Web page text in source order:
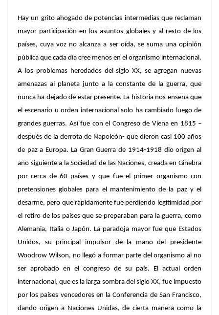
Hay un grito ahogado de potencias intermedias que reclaman
mayor participación en los asuntos globales y al resto de los
países, cuya voz no alcanza a ser oída, se suma una opinión
pública que cada día cree menos en el organismo internacional.
A los problemas heredados del siglo XX, se agregan nuevas
amenazas al planeta junto a la constante de la guerra, que
nunca ha dejado de estar presente. La historia nos enseña que
el escenario u orden internacional solo ha cambiado luego de
grandes guerras. Así fue con el Congreso de Viena en 1815 –
después de la derrota de Napoleón- que dieron casi 100 años
de paz a Europa. La Gran Guerra de 1914-1918 dio origen al
año siguiente a la Sociedad de las Naciones, creada en Ginebra
por cerca de 60 países y que fue el primer organismo con
pretensiones globales para el mantenimiento de la paz y el
desarme, pero que rápidamente fue perdiendo legitimidad por
el retiro de los países que se preparaban para la guerra, como
Alemania, Italia o Japón. La paradoja mayor fue que Estados
Unidos, su principal impulsor de la mano del presidente
Woodrow Wilson, no llegó a formar parte del organismo al no
ser aprobado en el congreso de su país. El actual orden
internacional, que es la larga sombra del siglo XX, fue impuesto
por los países vencedores en la Conferencia de San Francisco,
dando origen a Naciones Unidas, de cierta manera como la